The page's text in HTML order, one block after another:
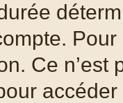
Ce